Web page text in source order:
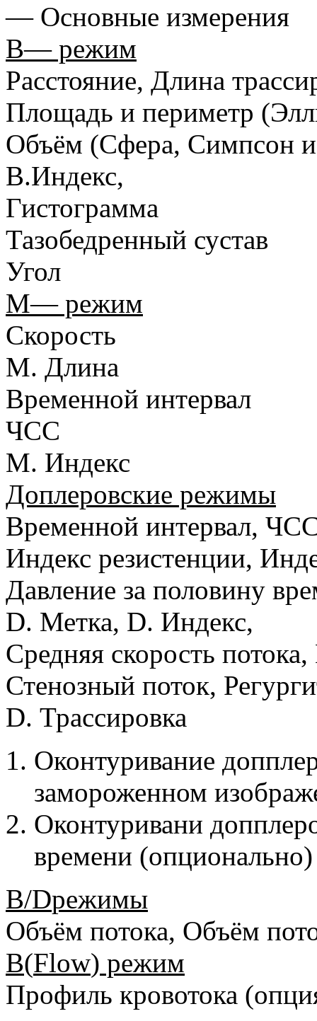
— Основные измерения
B— режим
Расстояние, Длина
Площадь и периметр
Объём (Сфера, Симпсон
B.Индекс,
Гистограмма
Тазобедренный сустав
Угол
M— режим
Скорость
M. Длина
Временной интервал
ЧСС
M. Индекс
Доплеровские режимы
Временной интервал,
Индекс резистенции,
Давление за половину
D. Метка, D. Индекс,
Средняя скорость
Стенозный поток,
D. Трассировка
Оконтуривание
замороженном
Оконтуривани
времени (опционально)
B/Dрежимы
Объём потока, Объём
B(Flow) режим
Профиль кровотока